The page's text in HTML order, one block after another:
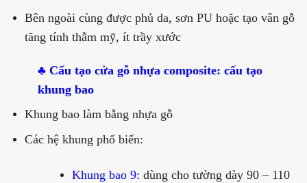
Bên ngoài cùng được phủ da, sơn PU hoặc tạo vân gỗ
tăng tính thẫm mỹ, ít trầy xước
♣ Cấu tạo cửa gỗ nhựa composite: cấu tạo
khung bao
Khung bao làm bằng nhựa gỗ
Các hệ khung phổ biến:
Khung bao 9: dùng cho tường dày 90 – 110